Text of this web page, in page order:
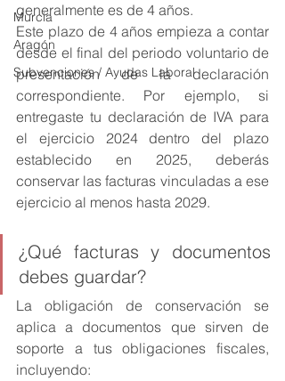
Murcia
Aragón
Subvenciones / Ayudas Laboral
generalmente es de 4 años.
Este plazo de 4 años empieza a contar
desde el final del periodo voluntario de
presentación de la declaración
correspondiente. Por ejemplo, si
entregaste tu declaración de IVA para
el ejercicio 2024 dentro del plazo
establecido en 2025, deberás
conservar las facturas vinculadas a ese
ejercicio al menos hasta 2029.
¿Qué facturas y documentos
debes guardar?
La obligación de conservación se
aplica a documentos que sirven de
soporte a tus obligaciones fiscales,
incluyendo: